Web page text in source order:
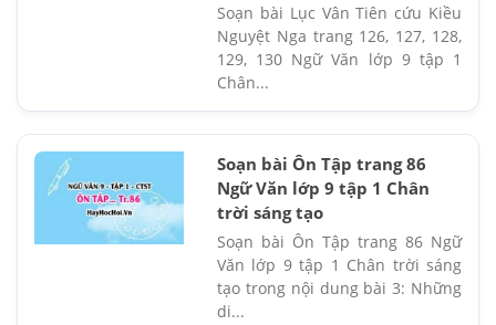
Soạn bài Lục Vân Tiên cứu Kiều
Nguyệt Nga trang 126, 127, 128,
129, 130 Ngữ Văn lớp 9 tập 1
Chân...
Soạn bài Ôn Tập trang 86
Ngữ Văn lớp 9 tập 1 Chân
trời sáng tạo
Soạn bài Ôn Tập trang 86 Ngữ
Văn lớp 9 tập 1 Chân trời sáng
tạo trong nội dung bài 3: Những
di...